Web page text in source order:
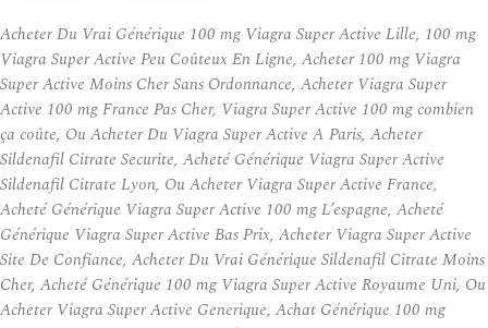
Acheter Du Vrai Générique 100 mg Viagra Super Active Lille, 100 mg
Viagra Super Active Peu Coûteux En Ligne, Acheter 100 mg Viagra
Super Active Moins Cher Sans Ordonnance, Acheter Viagra Super
Active 100 mg France Pas Cher, Viagra Super Active 100 mg combien
ça coûte, Ou Acheter Du Viagra Super Active A Paris, Acheter
Sildenafil Citrate Securite, Acheté Générique Viagra Super Active
Sildenafil Citrate Lyon, Ou Acheter Viagra Super Active France,
Acheté Générique Viagra Super Active 100 mg L’espagne, Acheté
Générique Viagra Super Active Bas Prix, Acheter Viagra Super Active
Site De Confiance, Acheter Du Vrai Générique Sildenafil Citrate Moins
Cher, Acheté Générique 100 mg Viagra Super Active Royaume Uni, Ou
Acheter Viagra Super Active Generique, Achat Générique 100 mg